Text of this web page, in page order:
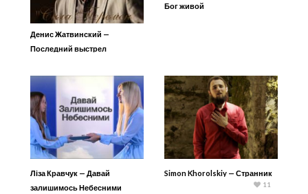
Денис Жатвинский —
Последний выстрел
Бог живой
Ліза Кравчук — Давай
залишимось Небесними
Simon Khorolskiy — Странник
11